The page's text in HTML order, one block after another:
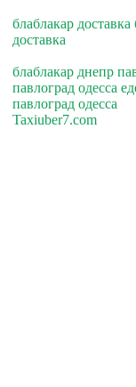
блаблакар
доставка
блаблакар днепр
павлоград одесса
павлоград одесса
Taxiuber7.com